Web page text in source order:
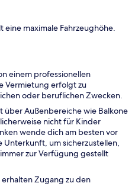
eine maximale Fahrzeughöhe.
einem professionellen
Vermietung erfolgt zu
oder beruflichen Zwecken.
über Außenbereiche wie Balkone
nicht für Kinder
wende dich am besten vor
um sicherzustellen,
zur Verfügung gestellt
Zugang zu den